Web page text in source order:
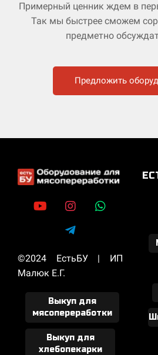
Примерный ценник ждем в
Так мы быстрее сможем
предметно
Предложить
©2024 ЕстьБУ | ИП
Малюк Е.Г.
Выкуп для
мясопереработки
Выкуп для
хлебопекарки